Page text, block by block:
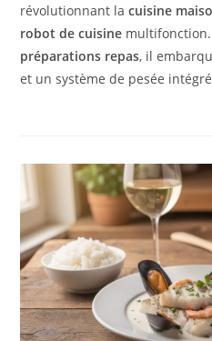
révolutionnant lacuisine
robot de cuisine
préparations repas, il
et un système de pesée